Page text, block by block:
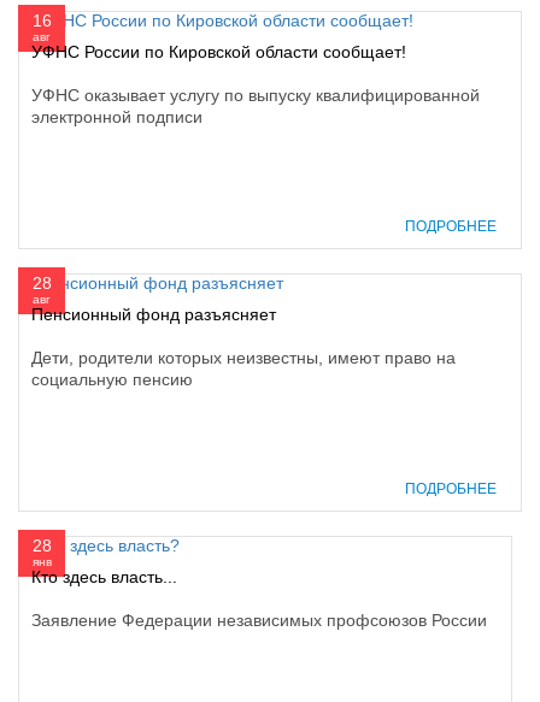
16
авг
УФНС России по Кировской области сообщает!
УФНС оказывает услугу по выпуску квалифицированной
электронной подписи
ПОДРОБНЕЕ
28
авг
Пенсионный фонд разъясняет
Дети, родители которых неизвестны, имеют право на
социальную пенсию
ПОДРОБНЕЕ
28
янв
Кто здесь власть...
Заявление Федерации независимых профсоюзов России